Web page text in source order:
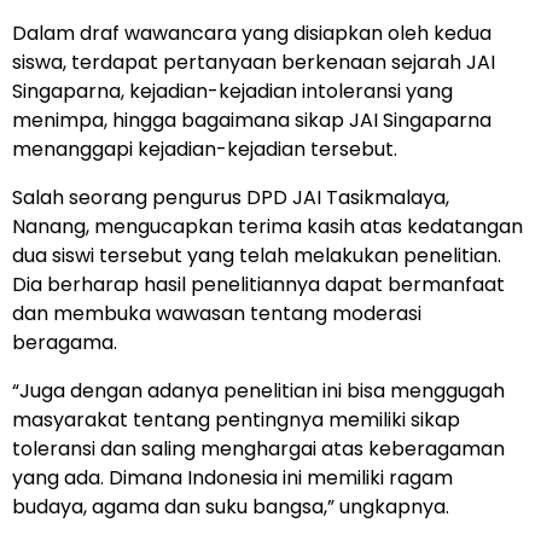
Dalam draf wawancara yang disiapkan oleh kedua
siswa, terdapat pertanyaan berkenaan sejarah JAI
Singaparna, kejadian-kejadian intoleransi yang
menimpa, hingga bagaimana sikap JAI Singaparna
menanggapi kejadian-kejadian tersebut.
Salah seorang pengurus DPD JAI Tasikmalaya,
Nanang, mengucapkan terima kasih atas kedatangan
dua siswi tersebut yang telah melakukan penelitian.
Dia berharap hasil penelitiannya dapat bermanfaat
dan membuka wawasan tentang moderasi
beragama.
“Juga dengan adanya penelitian ini bisa menggugah
masyarakat tentang pentingnya memiliki sikap
toleransi dan saling menghargai atas keberagaman
yang ada. Dimana Indonesia ini memiliki ragam
budaya, agama dan suku bangsa,” ungkapnya.